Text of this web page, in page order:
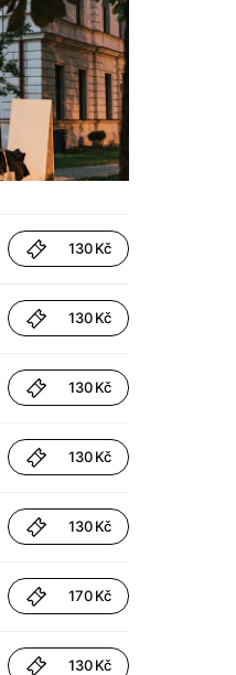
130 Kč
130 Kč
130 Kč
130 Kč
130 Kč
170 Kč
130 Kč